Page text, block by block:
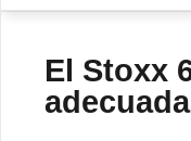
El Stoxx